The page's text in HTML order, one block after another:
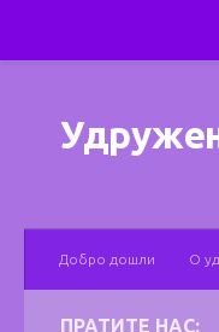
Добро дошли О
ПРАТИТЕ НАС: